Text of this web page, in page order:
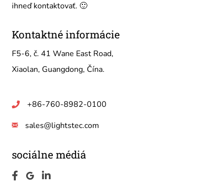
ihneď kontaktovať. 🙂
Kontaktné informácie
F5-6, č. 41 Wane East Road,
Xiaolan, Guangdong, Čína.
+86-760-8982-0100
sales@lightstec.com
sociálne médiá